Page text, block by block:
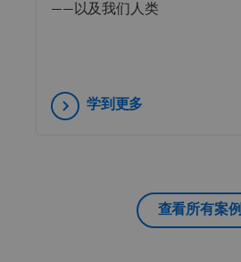
——以及我们人类
学到更多
查看所有案例